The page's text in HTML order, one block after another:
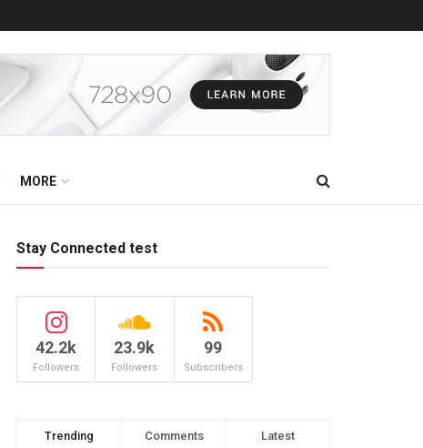
MORE
Stay Connected test
42.2k
Followers
23.9k
Followers
99
Subscribers
Trending Comments Latest